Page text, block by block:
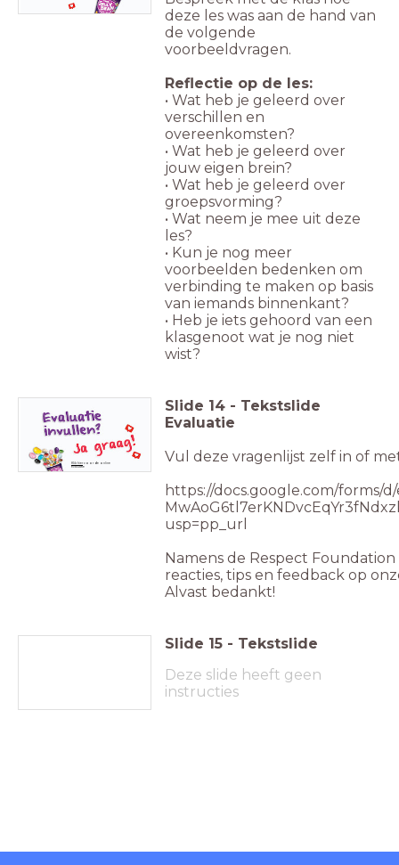
deze les was aan de hand van
de volgende
voorbeeldvragen.
Reflectie op de les:
• Wat heb je geleerd over
verschillen en
overeenkomsten?
• Wat heb je geleerd over
jouw eigen brein?
• Wat heb je geleerd over
groepsvorming?
• Wat neem je mee uit deze
les?
• Kun je nog meer
voorbeelden bedenken om
verbinding te maken op basis
van iemands binnenkant?
• Heb je iets gehoord van een
klasgenoot wat je nog niet
wist?
Klik hier voor de online
evaluatie
Slide 14 - Tekstslide
Evaluatie
Vul deze vragenlijst zelf in of
https://docs.google.com/forms/d/
usp=pp_url
Namens de Respect
reacties, tips en feedback op
Alvast bedankt!
Slide 15 - Tekstslide
Deze slide heeft geen
instructies